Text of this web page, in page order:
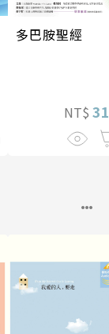
多巴胺聖經
NT$